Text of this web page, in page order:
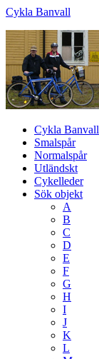
Cykla Banvall
Cykla Banvall
Smalspår
Normalspår
Utländskt
Cykelleder
Sök objekt
A
B
C
D
E
F
G
H
I
J
K
L